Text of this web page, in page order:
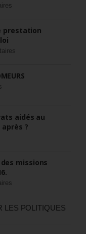
prestation
aidés au
?
missions
LES POLITIQUES